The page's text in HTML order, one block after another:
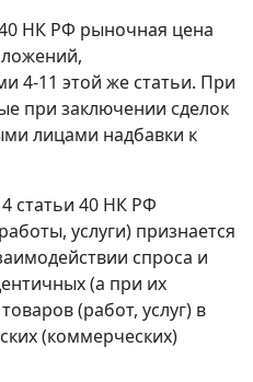
НК РФ рыночная цена
4-11 этой же статьи. При
при заключении сделок
лицами надбавки к
статьи 40 НК РФ
услуги) признается
спроса и
(а при их
(работ, услуг) в
(коммерческих)